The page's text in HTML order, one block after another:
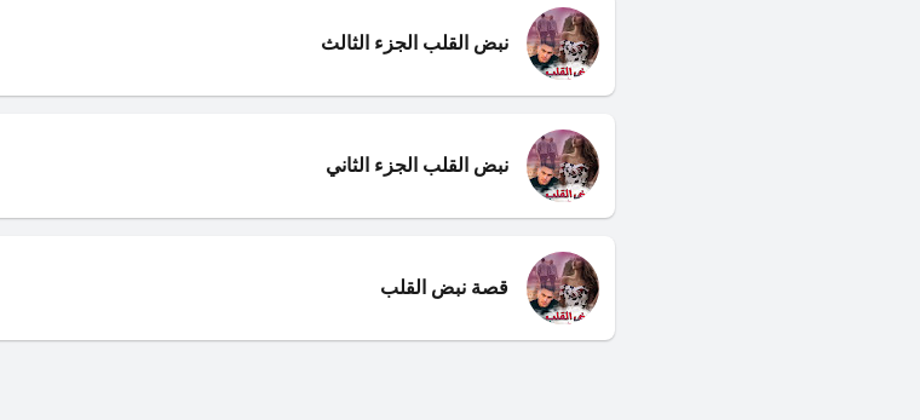
نبض القلب الجزء الثالث
نبض القلب الجزء الثاني
قصة نبض القلب